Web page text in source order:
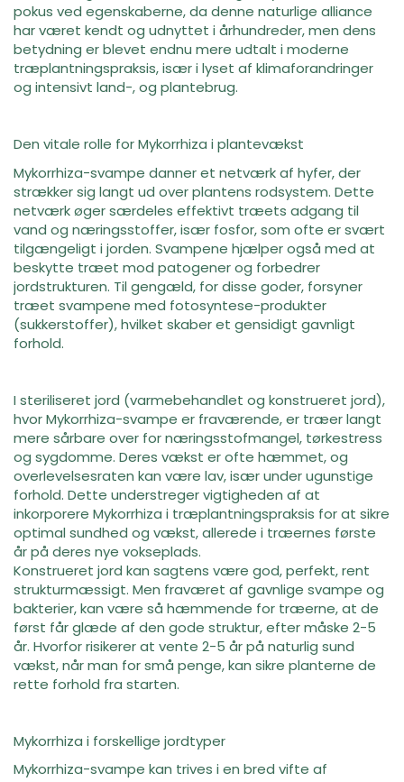
pokus ved egenskaberne, da denne naturlige alliance
har været kendt og udnyttet i århundreder, men dens
betydning er blevet endnu mere udtalt i moderne
træplantningspraksis, især i lyset af klimaforandringer
og intensivt land-, og plantebrug.
Den vitale rolle for Mykorrhiza i plantevækst
Mykorrhiza-svampe danner et netværk af hyfer, der
strækker sig langt ud over plantens rodsystem. Dette
netværk øger særdeles effektivt træets adgang til
vand og næringsstoffer, især fosfor, som ofte er svært
tilgængeligt i jorden. Svampene hjælper også med at
beskytte træet mod patogener og forbedrer
jordstrukturen. Til gengæld, for disse goder, forsyner
træet svampene med fotosyntese-produkter
(sukkerstoffer), hvilket skaber et gensidigt gavnligt
forhold.
I steriliseret jord (varmebehandlet og konstrueret jord),
hvor Mykorrhiza-svampe er fraværende, er træer langt
mere sårbare over for næringsstofmangel, tørkestress
og sygdomme. Deres vækst er ofte hæmmet, og
overlevelsesraten kan være lav, især under ugunstige
forhold. Dette understreger vigtigheden af at
inkorporere Mykorrhiza i træplantningspraksis for at sikre
optimal sundhed og vækst, allerede i træernes første
år på deres nye vokseplads.
Konstrueret jord kan sagtens være god, perfekt, rent
strukturmæssigt. Men fraværet af gavnlige svampe og
bakterier, kan være så hæmmende for træerne, at de
først får glæde af den gode struktur, efter måske 2-5
år. Hvorfor risikerer at vente 2-5 år på naturlig sund
vækst, når man for små penge, kan sikre planterne de
rette forhold fra starten.
Mykorrhiza i forskellige jordtyper
Mykorrhiza-svampe kan trives i en bred vifte af